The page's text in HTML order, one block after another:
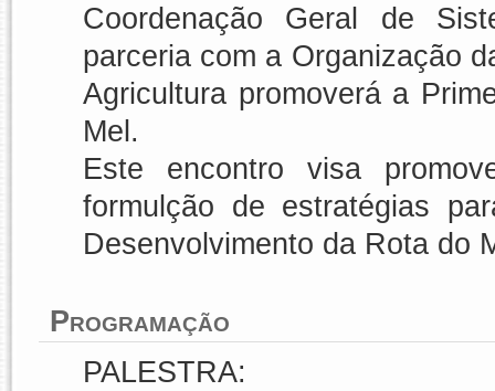
Coordenação Geral de
parceria com a Organização
Agricultura promoverá a
Mel.
Este encontro visa
formulção de estratégias
Desenvolvimento da Rota do
Programação
PALESTRA: